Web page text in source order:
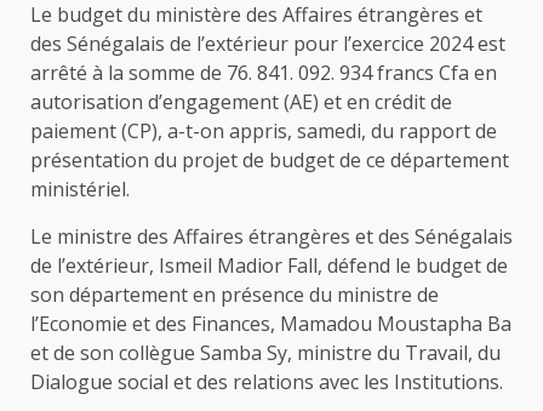
Le budget du ministère des Affaires étrangères et
des Sénégalais de l’extérieur pour l’exercice 2024 est
arrêté à la somme de 76. 841. 092. 934 francs Cfa en
autorisation d’engagement (AE) et en crédit de
paiement (CP), a-t-on appris, samedi, du rapport de
présentation du projet de budget de ce département
ministériel.
Le ministre des Affaires étrangères et des Sénégalais
de l’extérieur, Ismeil Madior Fall, défend le budget de
son département en présence du ministre de
l’Economie et des Finances, Mamadou Moustapha Ba
et de son collègue Samba Sy, ministre du Travail, du
Dialogue social et des relations avec les Institutions.